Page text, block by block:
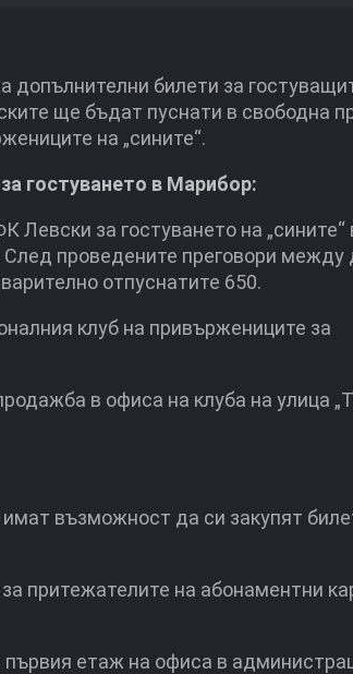
допълнителни билети за
ще бъдат пуснати в свободна
на „сините“.
гостуването в Марибор:
за гостуването на „сините“
проведените преговори между
отпуснатите 650.
клуб на привържениците за
в офиса на клуба на улица
възможност да си закупят
притежателите на абонаментни
етаж на офиса в